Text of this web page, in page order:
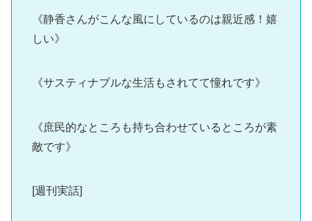
《静香さんがこんな風にしているのは親近感！嬉
しい》
《サスティナブルな生活もされてて憧れです》
《庶民的なところも持ち合わせているところが素
敵です》
[週刊実話]